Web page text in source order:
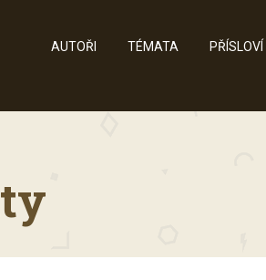
AUTOŘI TÉMATA PŘÍSLOVÍ